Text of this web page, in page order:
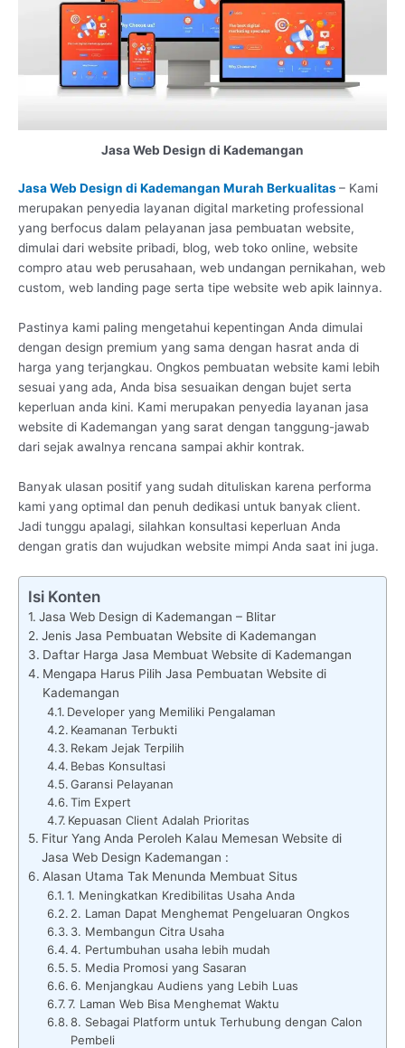
Jasa Web Design di Kademangan
Jasa Web Design di Kademangan Murah Berkualitas– Kami
merupakan penyedia layanan digital marketing professional
yang berfocus dalam pelayanan jasa pembuatan website,
dimulai dari website pribadi, blog, web toko online, website
compro atau web perusahaan, web undangan pernikahan, web
custom, web landing page serta tipe website web apik lainnya.
Pastinya kami paling mengetahui kepentingan Anda dimulai
dengan design premium yang sama dengan hasrat anda di
harga yang terjangkau. Ongkos pembuatan website kami lebih
sesuai yang ada, Anda bisa sesuaikan dengan bujet serta
keperluan anda kini. Kami merupakan penyedia layanan jasa
website di Kademangan yang sarat dengan tanggung-jawab
dari sejak awalnya rencana sampai akhir kontrak.
Banyak ulasan positif yang sudah dituliskan karena performa
kami yang optimal dan penuh dedikasi untuk banyak client.
Jadi tunggu apalagi, silahkan konsultasi keperluan Anda
dengan gratis dan wujudkan website mimpi Anda saat ini juga.
Isi Konten
Jasa Web Design di Kademangan – Blitar
Jenis Jasa Pembuatan Website di Kademangan
Daftar Harga Jasa Membuat Website di Kademangan
Mengapa Harus Pilih Jasa Pembuatan Website di
Kademangan
Developer yang Memiliki Pengalaman
Keamanan Terbukti
Rekam Jejak Terpilih
Bebas Konsultasi
Garansi Pelayanan
Tim Expert
Kepuasan Client Adalah Prioritas
Fitur Yang Anda Peroleh Kalau Memesan Website di
Jasa Web Design Kademangan :
Alasan Utama Tak Menunda Membuat Situs
1. Meningkatkan Kredibilitas Usaha Anda
2. Laman Dapat Menghemat Pengeluaran Ongkos
3. Membangun Citra Usaha
4. Pertumbuhan usaha lebih mudah
5. Media Promosi yang Sasaran
6. Menjangkau Audiens yang Lebih Luas
7. Laman Web Bisa Menghemat Waktu
8. Sebagai Platform untuk Terhubung dengan Calon
Pembeli